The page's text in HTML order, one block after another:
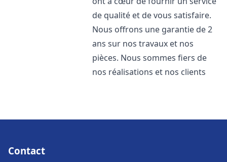
de qualité et de vous satisfaire.
Nous offrons une garantie de 2
ans sur nos travaux et nos
pièces. Nous sommes fiers de
nos réalisations et nos clients
Contact